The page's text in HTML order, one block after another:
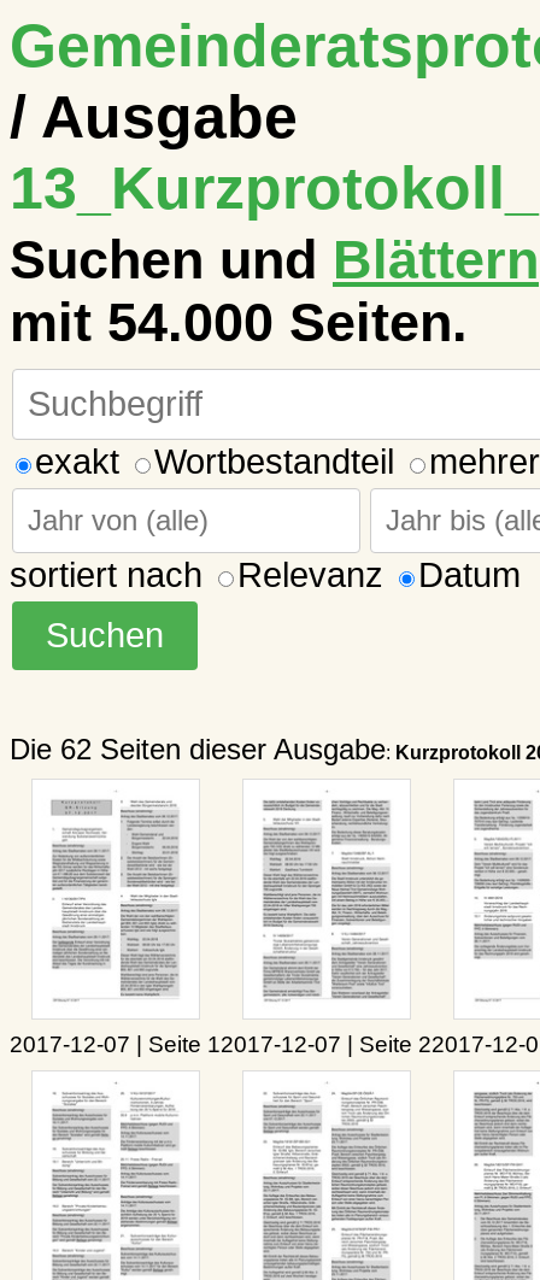
/ Ausgabe
Suchen und Blättern
mit 54.000 Seiten.
exakt Wortbestandteil
sortiert nach Relevanz Datum
Die 62 Seiten dieser Ausgabe: Kurzprotokoll
2017-12-07 | Seite 12017-12-07 | Seite 22017-12-